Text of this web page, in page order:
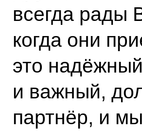
всегда рады
когда они
это
и важный,
партнёр, и